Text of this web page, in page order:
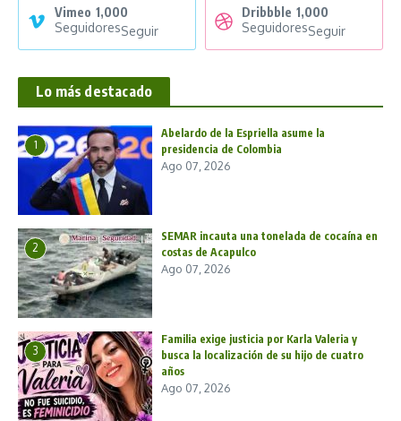
Vimeo 1,000
SeguidoresSeguir
Dribbble 1,000
SeguidoresSeguir
Lo más destacado
1
Abelardo de la Espriella asume la
presidencia de Colombia
Ago 07, 2026
2
SEMAR incauta una tonelada de cocaína en
costas de Acapulco
Ago 07, 2026
3
Familia exige justicia por Karla Valeria y
busca la localización de su hijo de cuatro
años
Ago 07, 2026